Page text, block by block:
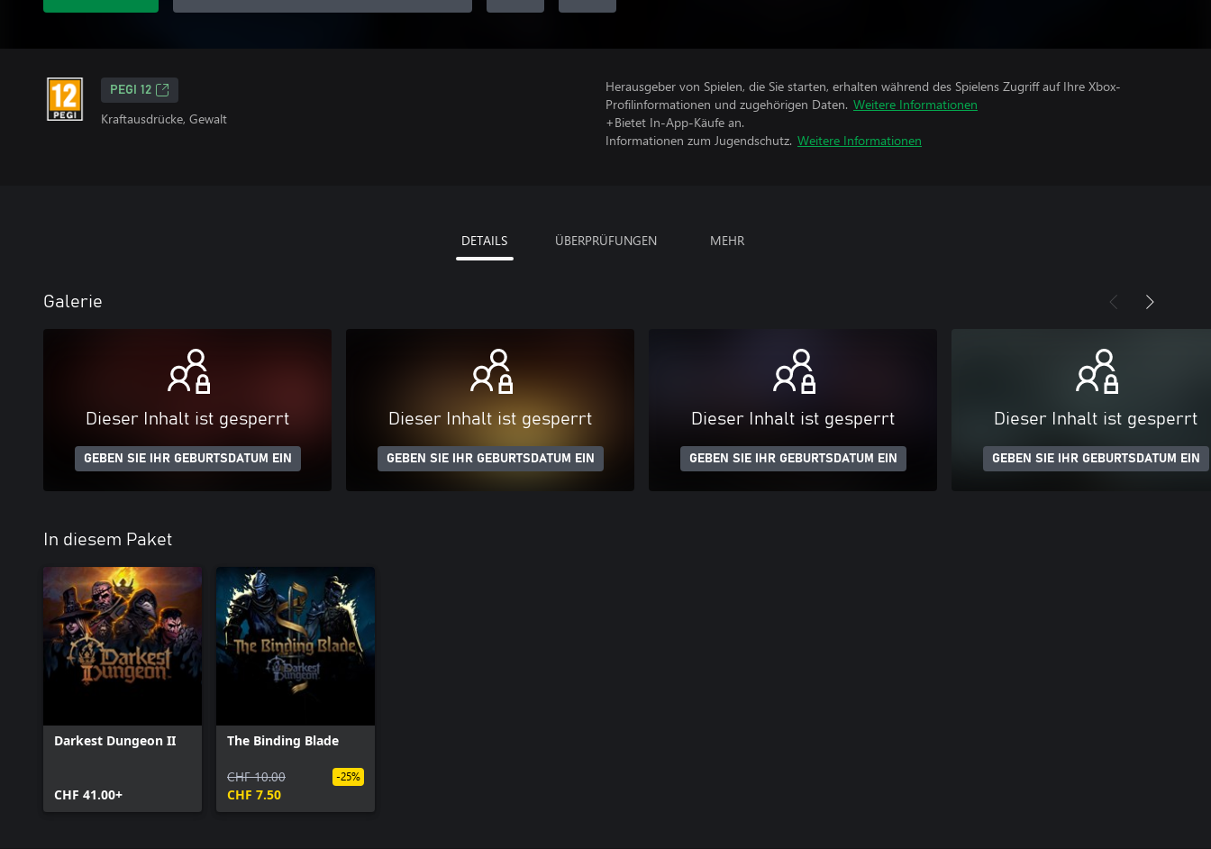
PEGI 12
Kraftausdrücke, Gewalt
Herausgeber von Spielen, die Sie starten, erhalten während des Spielens Zugriff auf Ihre Xbox-
Profilinformationen und zugehörigen Daten. Weitere Informationen
+Bietet In-App-Käufe an.
Informationen zum Jugendschutz. Weitere Informationen
DETAILS ÜBERPRÜFUNGEN MEHR
Galerie
Dieser Inhalt ist gesperrt
GEBEN SIE IHR GEBURTSDATUM EIN
Dieser Inhalt ist gesperrt
GEBEN SIE IHR GEBURTSDATUM EIN
Dieser Inhalt ist gesperrt
GEBEN SIE IHR GEBURTSDATUM EIN
Dieser Inhalt ist gesperrt
GEBEN SIE IHR GEBURTSDATUM EIN
In diesem Paket
Darkest Dungeon II
CHF 41.00+
The Binding Blade
CHF 10.00
CHF 7.50
-25%